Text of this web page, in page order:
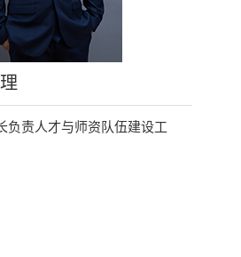
负责人才与师资队伍建设工